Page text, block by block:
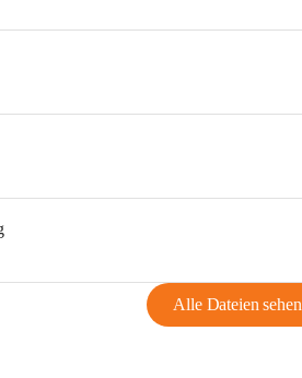
Alle Dateien sehen